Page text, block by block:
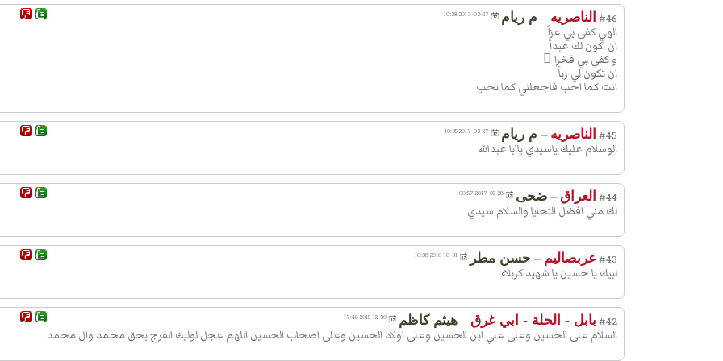
#46 الناصريه — م ريام 2017-03-27 10:38
الهي كفى بي عزاً
ان اكون لك عبداً
و كفى بي فخرا ً
ان تكون لي رباً
انت كما احب فاجعلني كما تحب
#45 الناصريه — م ريام 2017-03-27 10:35
الوسلام عليك ياسيدي ياابا عبدالله
#44 العراق — ضحى 2017-02-28 00:57
لك مني افضل التحايا والسلام سيدي
#43عربصاليم — حسن مطر 2016-10-31 16:38
لبيك يا حسين يا شهيد كربلاء
#42 بابل - الحلة - ابي غرق — هيثم كاظم 2015-12-30 17:48
السلام على الحسين وعلى علي ابن الحسين وعلى اولاد الحسين وعلى اصحاب الحسين اللهم عجل لوليك الفرج بحق محمد وال محمد